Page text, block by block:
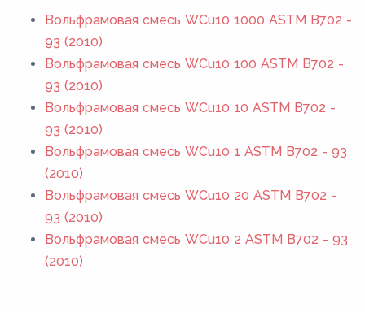
Вольфрамовая смесь WCu10 1000 ASTM B702 -
93 (2010)
Вольфрамовая смесь WCu10 100 ASTM B702 -
93 (2010)
Вольфрамовая смесь WCu10 10 ASTM B702 -
93 (2010)
Вольфрамовая смесь WCu10 1 ASTM B702 - 93
(2010)
Вольфрамовая смесь WCu10 20 ASTM B702 -
93 (2010)
Вольфрамовая смесь WCu10 2 ASTM B702 - 93
(2010)